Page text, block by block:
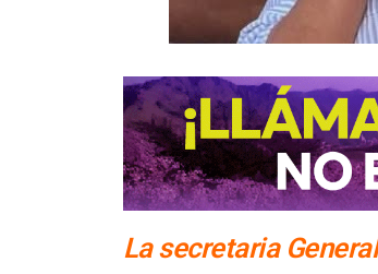
La secretaria